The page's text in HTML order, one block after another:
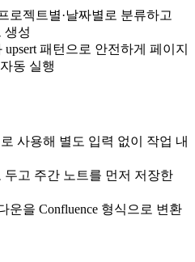
로젝트별·날짜별로 분류하고
생성
upsert 패턴으로 안전하게 페이지
동 실행
사용해 별도 입력 없이 작업 내
두고 주간 노트를 먼저 저장한
운을 Confluence 형식으로 변환